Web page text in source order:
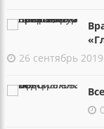
26 сентябрь 2019